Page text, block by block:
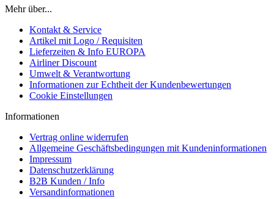
Mehr über...
Kontakt & Service
Artikel mit Logo / Requisiten
Lieferzeiten & Info EUROPA
Airliner Discount
Umwelt & Verantwortung
Informationen zur Echtheit der Kundenbewertungen
Cookie Einstellungen
Informationen
Vertrag online widerrufen
Allgemeine Geschäftsbedingungen mit Kundeninformationen
Impressum
Datenschutzerklärung
B2B Kunden / Info
Versandinformationen